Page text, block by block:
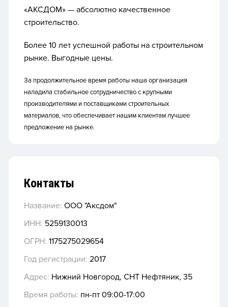
«АКСДОМ» — абсолютно качественное
строительство.
Более 10 лет успешной работы на строительном
рынке. Выгодные цены.
За продолжительное время работы наша организация
наладила стабильное сотрудничество с крупными
производителями и поставщиками строительных
материалов, что обеспечивает нашим клиентам лучшее
предложение на рынке.
Контакты
Название: ООО "Аксдом"
ИНН: 5259130013
ОГРН: 1175275029654
Год регистрации: 2017
Адрес: Нижний Новгород, СНТ Нефтяник, 35
Время работы: пн-пт 09:00-17:00